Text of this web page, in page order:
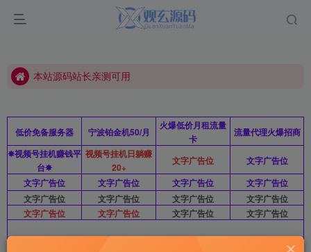
如有不可使用资源请联系站长删除
本站源码站长亲测可用
本站源码站长亲测可用
低价免备服务器 宁波铂金机50/月
火爆低价月租流量
卡
流量代理火爆招商
✸视频号挂机赚钱平
台✸
视频号挂机日躺赚
20+
文字广告位
文字广告位
文字广告位
文字广告位 文字广告位
文字广告位
文字广告位
文字广告位 文字广告位
文字广告位
文字广告位
文字广告位 文字广告位 文字广告位